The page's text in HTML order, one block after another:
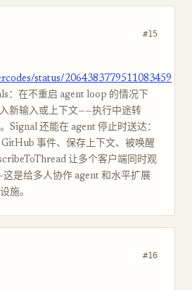
#15
status/2064383779511083459
：在不重启 agent loop 的情况下
新输入或上下文——执行中途转
Signal 还能在 agent 停止时送达：
事件、保存上下文、被唤醒
让多个客户端同时观
是给多人协作 agent 和水平扩展
施。
#16